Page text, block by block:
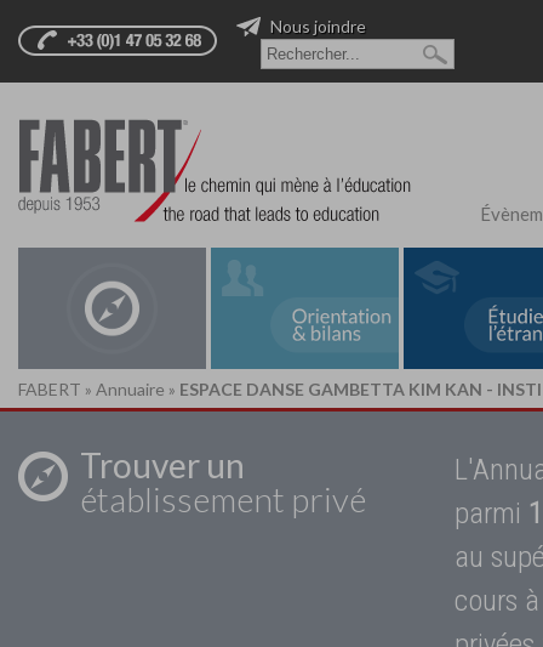
Nous joindre
FABERT » Annuaire » ESPACE DANSE GAMBETTA KIM KAN -
Trouver un
établissement privé
parmi
au
cours